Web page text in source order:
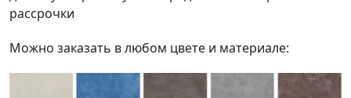
рассрочки
Можно заказать в любом цвете и материале: